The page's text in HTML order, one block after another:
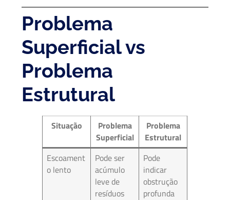
Problema
Superficial vs
Problema
Estrutural
Situação
Problema
Superficial
Problema
Estrutural
Escoament
o lento
Pode ser
acúmulo
leve de
resíduos
Pode
indicar
obstrução
profunda